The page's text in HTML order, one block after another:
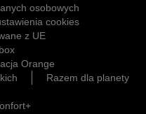
osobowych
cookies
z UE
Orange
Razem dla planety